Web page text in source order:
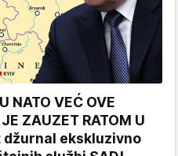
NATO VEĆ OVE
ZAUZET RATOM U
džurnal ekskluzivno